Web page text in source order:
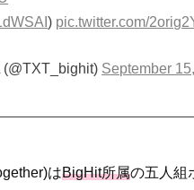
) pic.twitter.com/
September
はBigHit所属の五人組